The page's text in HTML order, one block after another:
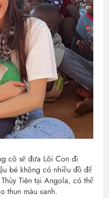
cô sẽ đưa Lôi Con đi
bé không có nhiều đồ để
Tiên tại Angola, có thể
thun màu xanh.